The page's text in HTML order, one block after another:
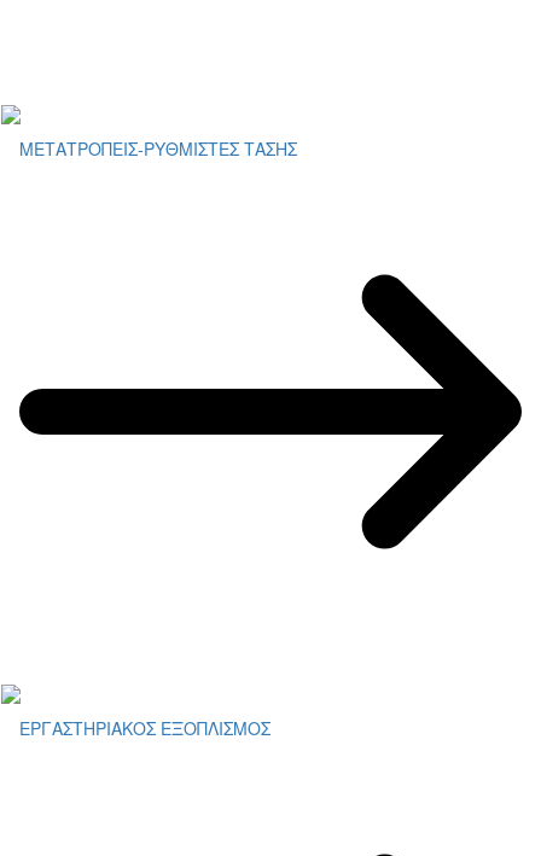
ΜΕΤΑΤΡΟΠΕΙΣ-ΡΥΘΜΙΣΤΕΣ ΤΑΣΗΣ
ΕΡΓΑΣΤΗΡΙΑΚΟΣ ΕΞΟΠΛΙΣΜΟΣ